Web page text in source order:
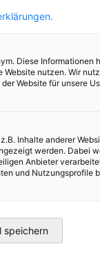
Diese Informationen
Website nutzen. Wir
Website für unsere
Inhalte anderer
werden. Dabei
Anbieter
und Nutzungsprofile
speichern